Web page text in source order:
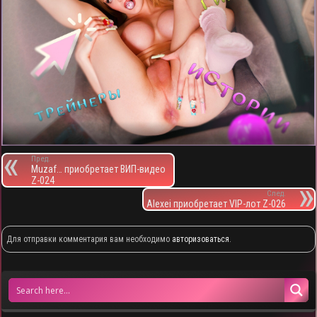
Пред.
Muzaf… приобретает ВИП-видео
Z-024
След.
Alexei приобретает VIP-лот Z-026
Для отправки комментария вам необходимо авторизоваться.